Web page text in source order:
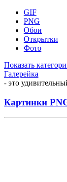
GIF
PNG
Обои
Открытки
Фото
Показать
Галерейка
- это
Картинки